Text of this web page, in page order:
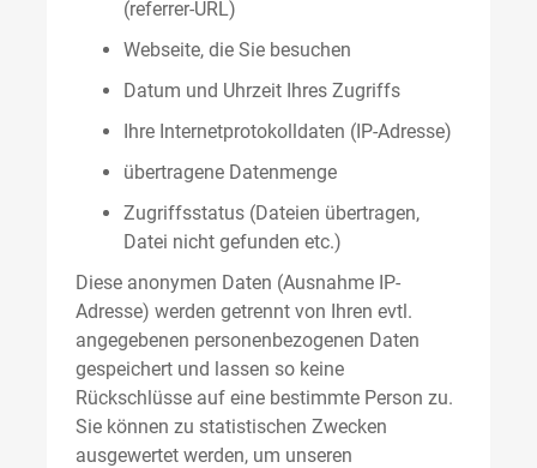
(referrer-URL)
Webseite, die Sie besuchen
Datum und Uhrzeit Ihres Zugriffs
Ihre Internetprotokolldaten (IP-Adresse)
übertragene Datenmenge
Zugriffsstatus (Dateien übertragen,
Datei nicht gefunden etc.)
Diese anonymen Daten (Ausnahme IP-
Adresse) werden getrennt von Ihren evtl.
angegebenen personenbezogenen Daten
gespeichert und lassen so keine
Rückschlüsse auf eine bestimmte Person zu.
Sie können zu statistischen Zwecken
ausgewertet werden, um unseren